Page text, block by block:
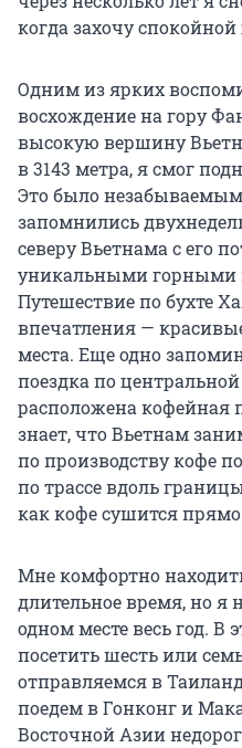
когда захочу
Одним из ярких
восхождение на гору
высокую вершину
в 3143 метра, я смог
Это было
запомнились
северу Вьетнама с его
уникальными горными
Путешествие по бухте
впечатления —
места. Еще одно
поездка по
расположена кофейная
знает, что Вьетнам
по производству кофе
по трассе вдоль
как кофе сушится прямо
Мне комфортно
длительное время, но я
одном месте весь год.
посетить шесть или
отправляемся в
поедем в Гонконг и
Восточной Азии